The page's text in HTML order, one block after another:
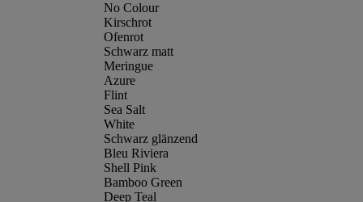
No Colour
Kirschrot
Ofenrot
Schwarz matt
Meringue
Azure
Flint
Sea Salt
White
Schwarz glänzend
Bleu Riviera
Shell Pink
Bamboo Green
Deep Teal